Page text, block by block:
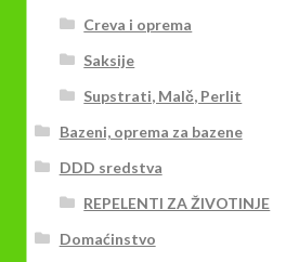
Creva i oprema
Saksije
Supstrati, Malč, Perlit
Bazeni, oprema za bazene
DDD sredstva
REPELENTI ZA ŽIVOTINJE
Domaćinstvo